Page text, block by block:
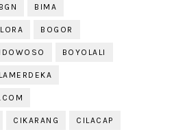
BGN BIMA
BOGOR
BOYOLALI
CIKARANG CILACAP